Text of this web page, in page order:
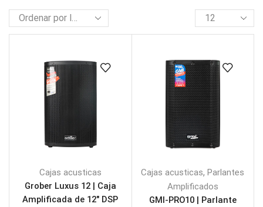
Cajas acusticas
Grober Luxus 12 | Caja
Amplificada de 12″ DSP
Cajas acusticas,Parlantes
Amplificados
GMI-PRO10 | Parlante